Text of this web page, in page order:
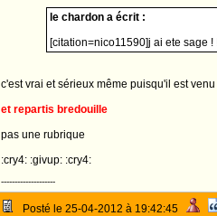
le chardon a écrit :
[citation=nico11590]j ai ete sage !
c'est vrai et sérieux même puisqu'il est
et repartis bredouille
pas une rubrique
:cry4: :givup: :cry4:
--------------------
Posté le 25-04-2012 à 19:42:45